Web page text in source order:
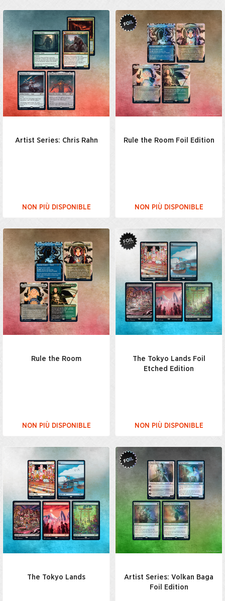
Artist Series: Chris Rahn
NON PIÙ DISPONIBLE
Rule the Room Foil Edition
NON PIÙ DISPONIBLE
Rule the Room
NON PIÙ DISPONIBLE
The Tokyo Lands Foil
Etched Edition
NON PIÙ DISPONIBLE
The Tokyo Lands
Artist Series: Volkan Baga
Foil Edition